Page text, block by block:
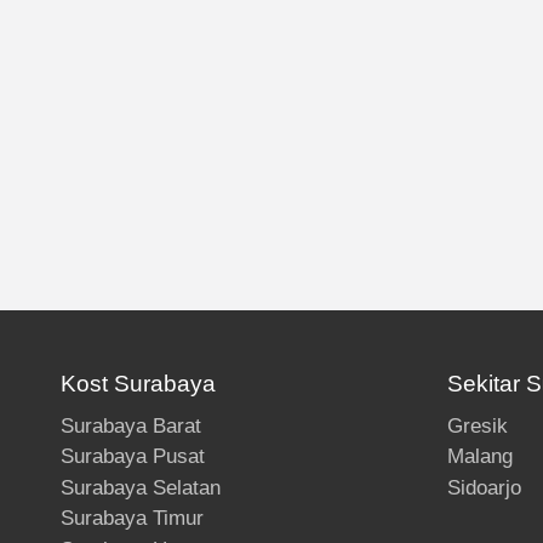
Kost Surabaya
Surabaya Barat
Surabaya Pusat
Surabaya Selatan
Surabaya Timur
Sekitar
Gresik
Malang
Sidoarjo